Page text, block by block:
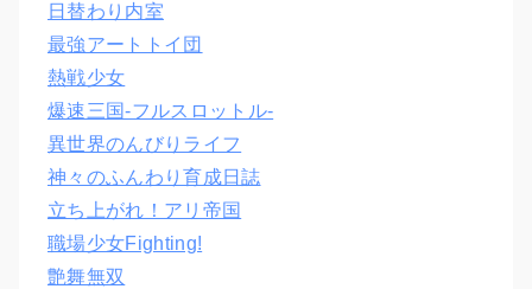
日替わり内室
最強アートトイ団
熱戦少女
爆速三国‐フルスロットル‐
異世界のんびりライフ
神々のふんわり育成日誌
立ち上がれ！アリ帝国
職場少女Fighting!
艶舞無双